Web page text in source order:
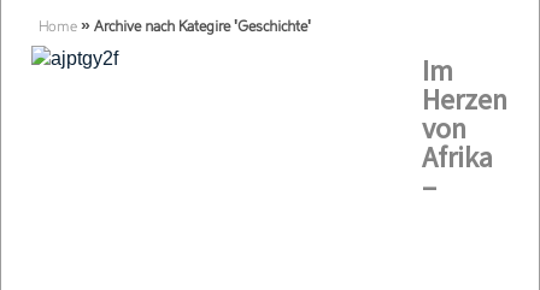
Home » Archive nach Kategire 'Geschichte'
Im
Herzen
von
Afrika
–